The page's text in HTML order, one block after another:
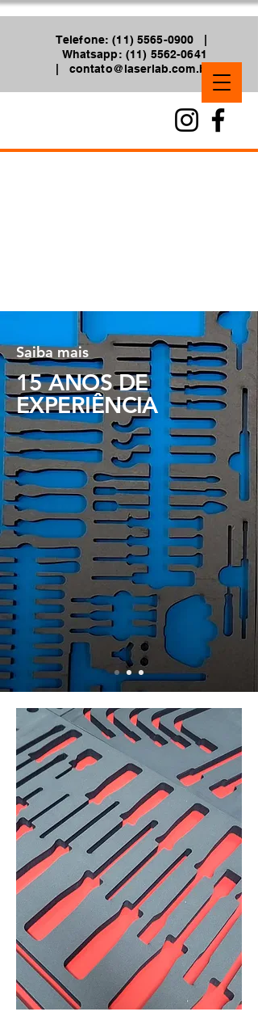
Telefone: (11) 5565-0900 |
Whatsapp: (11) 5562-0641
contato@laserlab.com.br
Saiba mais
15 ANOS DE
EXPERIÊNCIA